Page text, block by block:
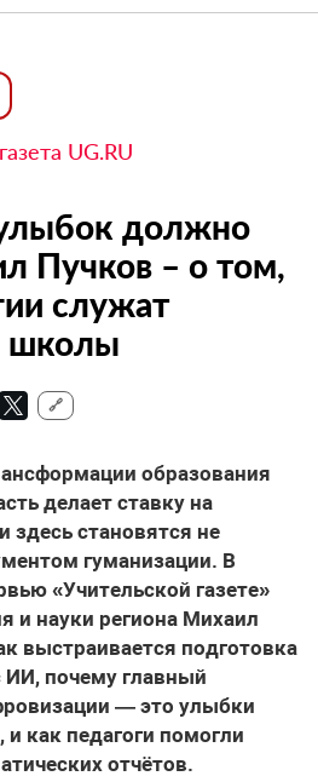
UG.RU
должно
Пучков – о том,
служат
школы
🔗
образования
делает ставку на
здесь становятся не
гуманизации. В
«Учительской газете»
и науки региона Михаил
выстраивается подготовка
ИИ, почему главный
— это улыбки
и как педагоги помогли
отчётов.